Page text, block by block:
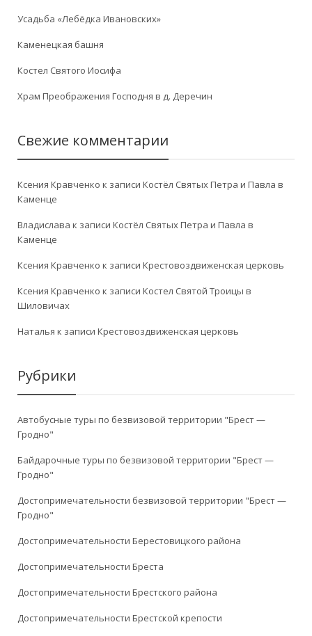
Усадьба «Лебёдка Ивановских»
Каменецкая башня
Костел Святого Иосифа
Храм Преображения Господня в д. Деречин
Свежие комментарии
Ксения Кравченко к записи Костёл Святых Петра и Павла в
Каменце
Владислава к записи Костёл Святых Петра и Павла в
Каменце
Ксения Кравченко к записи Крестовоздвиженская церковь
Ксения Кравченко к записи Костел Святой Троицы в
Шиловичах
Наталья к записи Крестовоздвиженская церковь
Рубрики
Автобусные туры по безвизовой территории "Брест —
Гродно"
Байдарочные туры по безвизовой территории "Брест —
Гродно"
Достопримечательности безвизовой территории "Брест —
Гродно"
Достопримечательности Берестовицкого района
Достопримечательности Бреста
Достопримечательности Брестского района
Достопримечательности Брестской крепости